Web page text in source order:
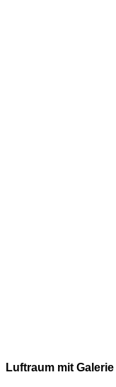
Luftraum mit